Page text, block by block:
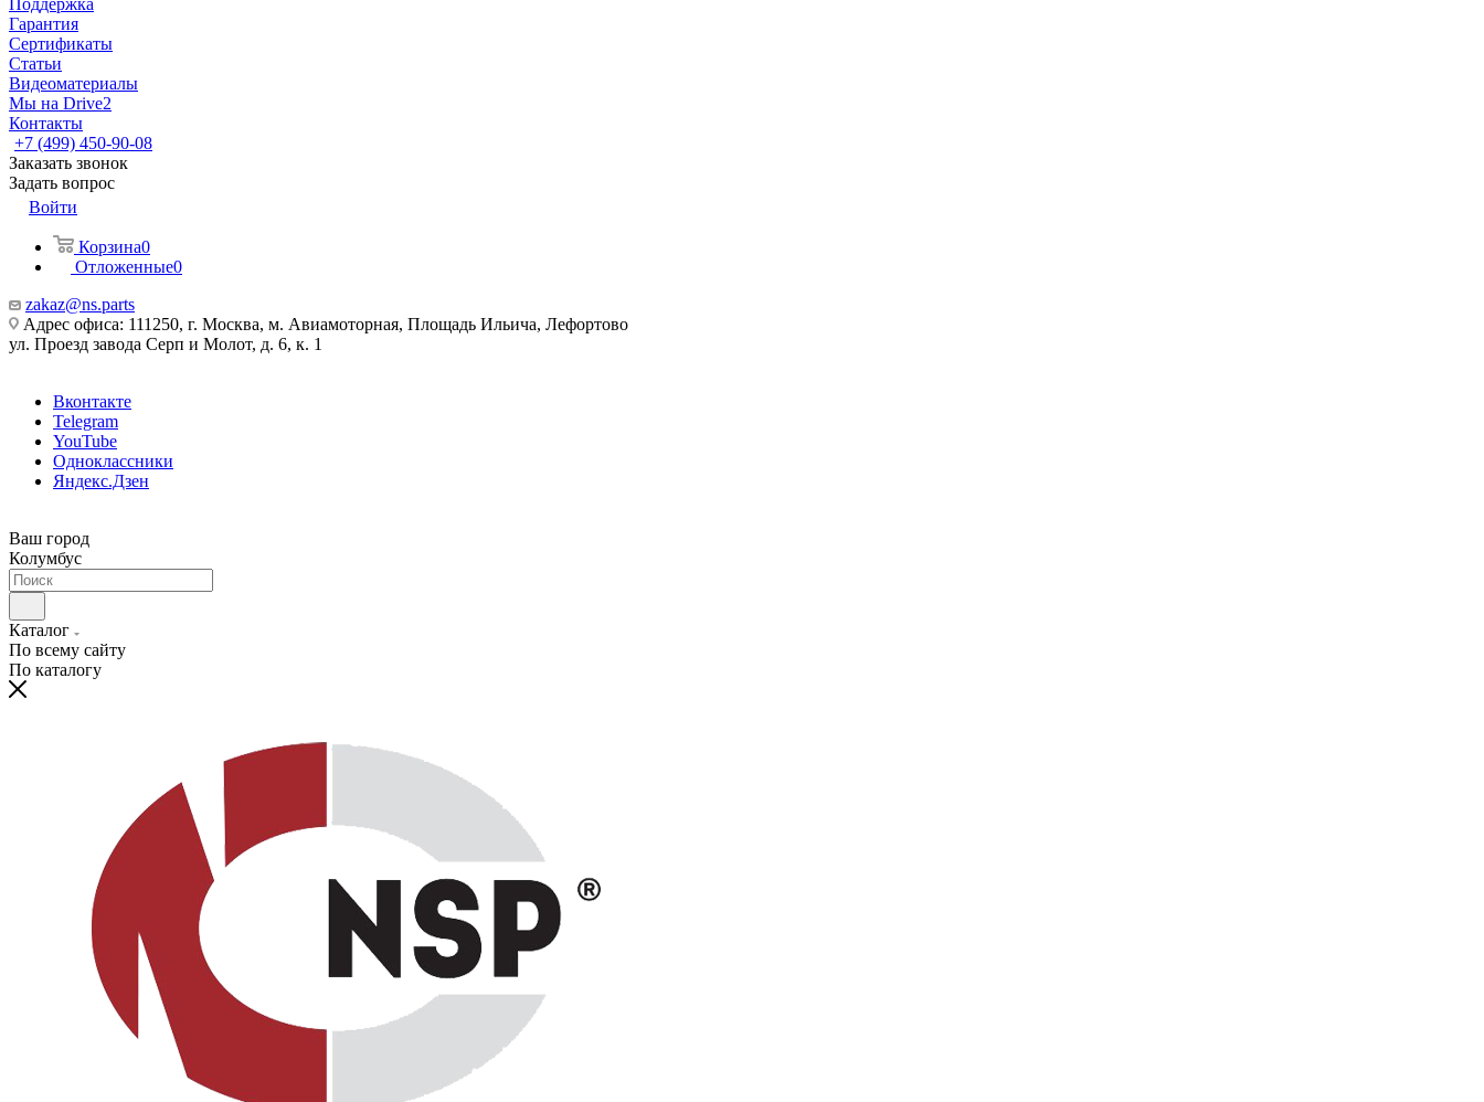
Поддержка
Гарантия
Сертификаты
Статьи
Видеоматериалы
Мы на Drive2
Контакты
+7 (499) 450-90-08
Заказать звонок
Задать вопрос
Войти
Корзина0
Отложенные0
zakaz@ns.parts
Адрес офиса: 111250, г. Москва, м. Авиамоторная, Площадь Ильича, Лефортово
ул. Проезд завода Серп и Молот, д. 6, к. 1
Вконтакте
Telegram
YouTube
Одноклассники
Яндекс.Дзен
Ваш город
Колумбус
Каталог
По всему сайту
По каталогу